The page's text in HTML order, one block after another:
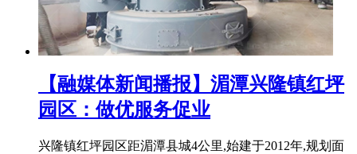
【融媒体新闻播报】湄潭兴隆镇红坪
园区：做优服务促业
兴隆镇红坪园区距湄潭县城4公里,始建于2012年,规划面